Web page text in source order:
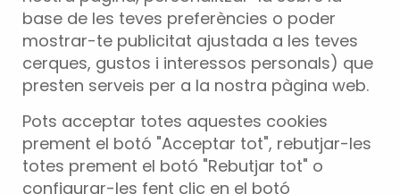
base de les teves preferències o poder
mostrar-te publicitat ajustada a les teves
cerques, gustos i interessos personals) que
presten serveis per a la nostra pàgina web.
Pots acceptar totes aquestes cookies
prement el botó "Acceptar tot", rebutjar-les
totes prement el botó "Rebutjar tot" o
configurar-les fent clic en el botó